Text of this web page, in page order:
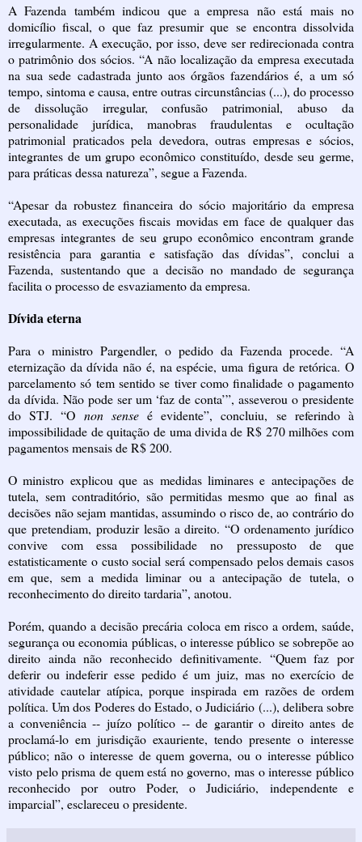
A Fazenda também indicou que a empresa não está mais no
domicílio fiscal, o que faz presumir que se encontra dissolvida
irregularmente. A execução, por isso, deve ser redirecionada contra
o patrimônio dos sócios. “A não localização da empresa executada
na sua sede cadastrada junto aos órgãos fazendários é, a um só
tempo, sintoma e causa, entre outras circunstâncias (...), do processo
de dissolução irregular, confusão patrimonial, abuso da
personalidade jurídica, manobras fraudulentas e ocultação
patrimonial praticados pela devedora, outras empresas e sócios,
integrantes de um grupo econômico constituído, desde seu germe,
para práticas dessa natureza”, segue a Fazenda.
“Apesar da robustez financeira do sócio majoritário da empresa
executada, as execuções fiscais movidas em face de qualquer das
empresas integrantes de seu grupo econômico encontram grande
resistência para garantia e satisfação das dívidas”, conclui a
Fazenda, sustentando que a decisão no mandado de segurança
facilita o processo de esvaziamento da empresa.
Dívida eterna
Para o ministro Pargendler, o pedido da Fazenda procede. “A
eternização da dívida não é, na espécie, uma figura de retórica. O
parcelamento só tem sentido se tiver como finalidade o pagamento
da dívida. Não pode ser um ‘faz de conta’”, asseverou o presidente
do STJ. “O non senseé evidente”, concluiu, se referindo à
impossibilidade de quitação de uma divida de R$ 270 milhões com
pagamentos mensais de R$ 200.
O ministro explicou que as medidas liminares e antecipações de
tutela, sem contraditório, são permitidas mesmo que ao final as
decisões não sejam mantidas, assumindo o risco de, ao contrário do
que pretendiam, produzir lesão a direito. “O ordenamento jurídico
convive com essa possibilidade no pressuposto de que
estatisticamente o custo social será compensado pelos demais casos
em que, sem a medida liminar ou a antecipação de tutela, o
reconhecimento do direito tardaria”, anotou.
Porém, quando a decisão precária coloca em risco a ordem, saúde,
segurança ou economia públicas, o interesse público se sobrepõe ao
direito ainda não reconhecido definitivamente. “Quem faz por
deferir ou indeferir esse pedido é um juiz, mas no exercício de
atividade cautelar atípica, porque inspirada em razões de ordem
política. Um dos Poderes do Estado, o Judiciário (...), delibera sobre
a conveniência -- juízo político -- de garantir o direito antes de
proclamá-lo em jurisdição exauriente, tendo presente o interesse
público; não o interesse de quem governa, ou o interesse público
visto pelo prisma de quem está no governo, mas o interesse público
reconhecido por outro Poder, o Judiciário, independente e
imparcial”, esclareceu o presidente.